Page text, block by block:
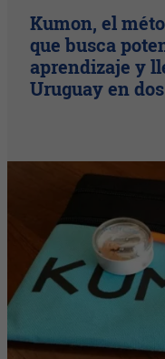
Kumon, el
que busca
aprendizaje y
Uruguay en